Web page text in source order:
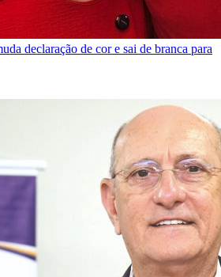
declaração de cor e sai de branca para